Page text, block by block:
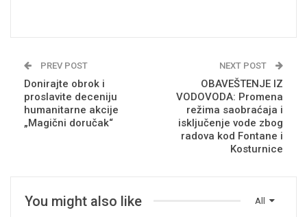
PREV POST
Donirajte obrok i
proslavite deceniju
humanitarne akcije
„Magični doručak“
NEXT POST
OBAVEŠTENJE IZ
VODOVODA: Promena
režima saobraćaja i
isključenje vode zbog
radova kod Fontane i
Kosturnice
All
You might also like